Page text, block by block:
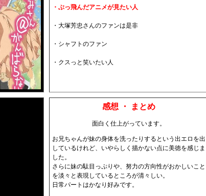
・ぶっ飛んだアニメが見たい人
・大塚芳忠さんのファンは是非
・シャフトのファン
・クスっと笑いたい人
感想 ・ まとめ
面白く仕上がっています。
お兄ちゃんが妹の身体を洗ったりするという出エロを出
しているけれど、いやらしく描かない点に美徳を感じま
した。
さらに妹の駄目っぷりや、努力の方向性がおかしいこと
を淡々と表現しているところが清々しい。
日常パートはかなり好みです。